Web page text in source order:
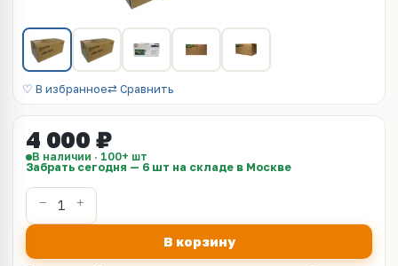
♡ В избранное⇄ Сравнить
4 000 ₽
В наличии · 100+ шт
Забрать сегодня — 6 шт на складе в Москве
В корзину